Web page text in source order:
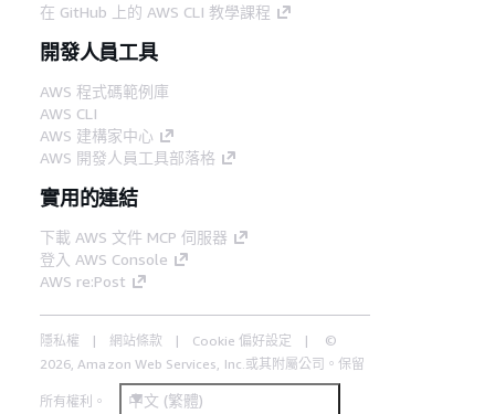
在 GitHub 上的 AWS CLI 教學課程
開發人員工具
AWS 程式碼範例庫
AWS CLI
AWS 建構家中心
AWS 開發人員工具部落格
實用的連結
下載 AWS 文件 MCP 伺服器
登入 AWS Console
AWS re:Post
隱私權 網站條款 Cookie 偏好設定
©
2026, Amazon Web Services, Inc.或其附屬公司。保留
所有權利。 中文 (繁體)